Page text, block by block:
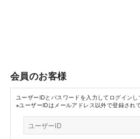
会員のお客様
ユーザーIDとパスワードを入力してログインし
※ユーザーIDはメールアドレス以外で登録され